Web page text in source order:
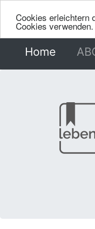
Cookies erleichtern
Cookies verwenden.
Home